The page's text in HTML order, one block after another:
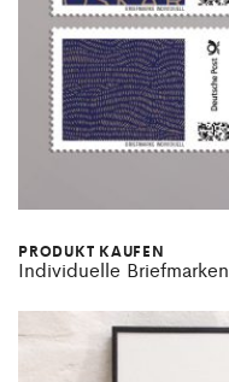
PRODUKT KAUFEN
Individuelle Briefmarken